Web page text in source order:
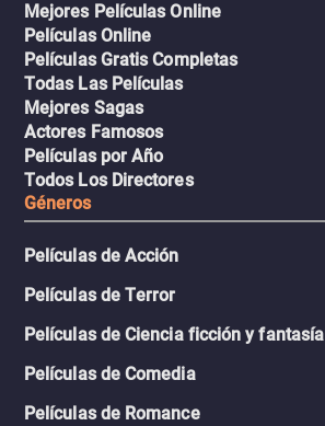
Mejores Películas Online
Películas Online
Películas Gratis Completas
Todas Las Películas
Mejores Sagas
Actores Famosos
Películas por Año
Todos Los Directores
Géneros
Películas de Acción
Películas de Terror
Películas de Ciencia ficción y fantasía
Películas de Comedia
Películas de Romance